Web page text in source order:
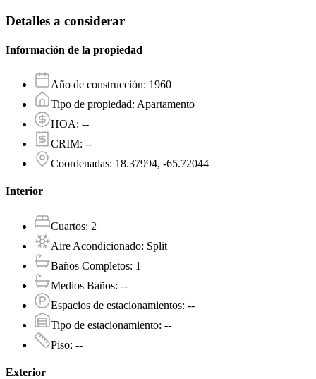
Detalles a considerar
Información de la propiedad
Año de construcción: 1960
Tipo de propiedad: Apartamento
HOA: --
CRIM: --
Coordenadas: 18.37994, -65.72044
Interior
Cuartos: 2
Aire Acondicionado: Split
Baños Completos: 1
Medios Baños: --
Espacios de estacionamientos: --
Tipo de estacionamiento: --
Piso: --
Exterior